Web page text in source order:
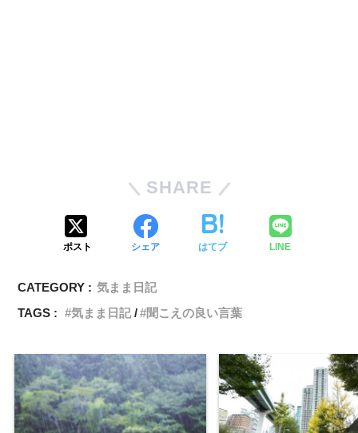
SHARE
ポスト シェア はてブ LINE
CATEGORY : 気まま日記
TAGS :
気まま日記 聞こえの良い言葉